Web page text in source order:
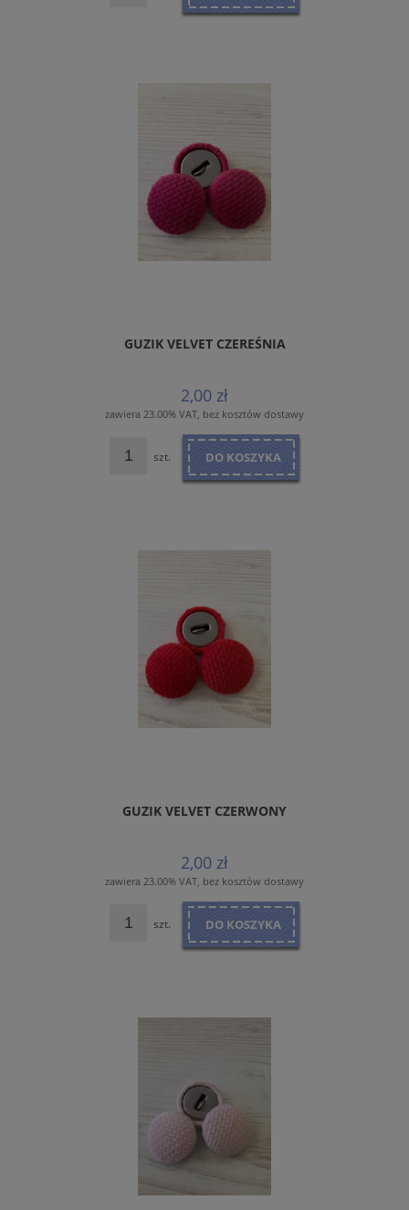
GUZIK VELVET CZEREŚNIA
2,00 zł
zawiera 23.00% VAT, bez kosztów dostawy
szt. DO KOSZYKA
GUZIK VELVET CZERWONY
2,00 zł
zawiera 23.00% VAT, bez kosztów dostawy
szt. DO KOSZYKA